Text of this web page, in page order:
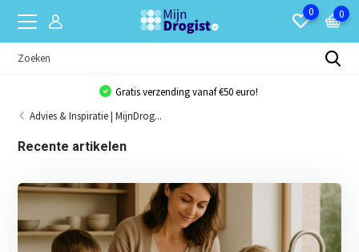
0 0
Gratis verzending vanaf €50 euro!
Advies & Inspiratie | MijnDrog...
Recente artikelen